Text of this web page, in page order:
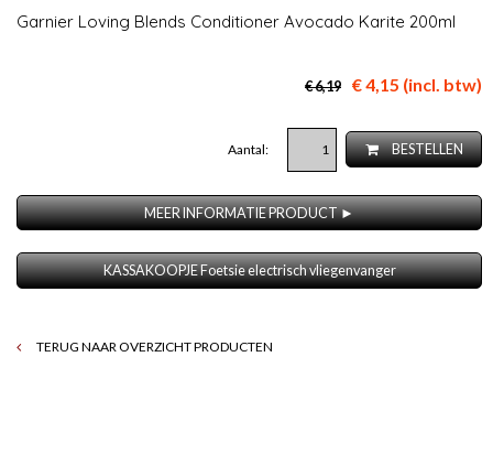
Garnier Loving Blends Conditioner Avocado Karite 200ml
€ 6,19 € 4,15 (incl. btw)
Aantal: BESTELLEN
MEER INFORMATIE PRODUCT ►
KASSAKOOPJE Foetsie electrisch vliegenvanger
TERUG NAAR OVERZICHT PRODUCTEN